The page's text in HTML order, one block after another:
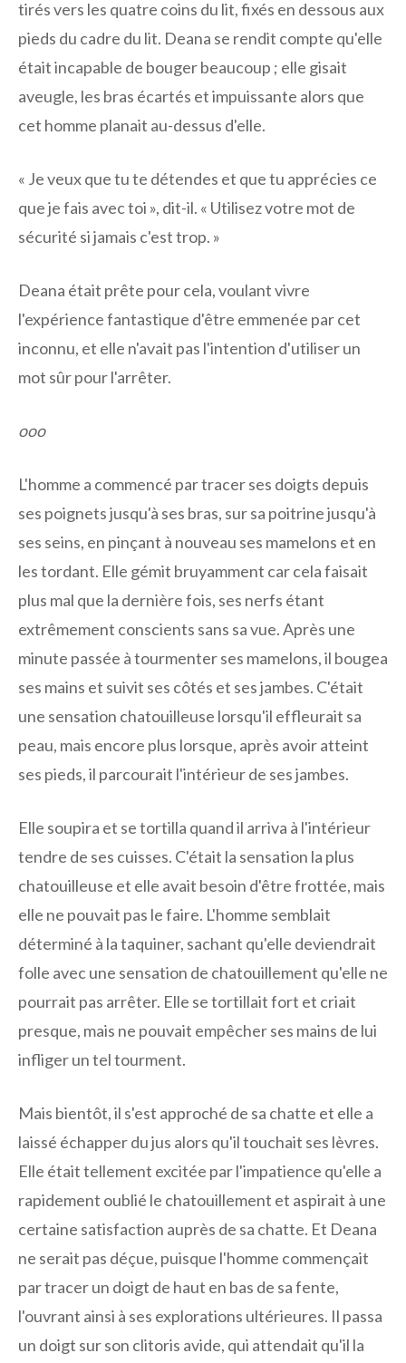
tirés vers les quatre coins du lit, fixés en dessous aux
pieds du cadre du lit. Deana se rendit compte qu'elle
était incapable de bouger beaucoup ; elle gisait
aveugle, les bras écartés et impuissante alors que
cet homme planait au-dessus d'elle.
« Je veux que tu te détendes et que tu apprécies ce
que je fais avec toi », dit-il. « Utilisez votre mot de
sécurité si jamais c'est trop. »
Deana était prête pour cela, voulant vivre
l'expérience fantastique d'être emmenée par cet
inconnu, et elle n'avait pas l'intention d'utiliser un
mot sûr pour l'arrêter.
ooo
L'homme a commencé par tracer ses doigts depuis
ses poignets jusqu'à ses bras, sur sa poitrine jusqu'à
ses seins, en pinçant à nouveau ses mamelons et en
les tordant. Elle gémit bruyamment car cela faisait
plus mal que la dernière fois, ses nerfs étant
extrêmement conscients sans sa vue. Après une
minute passée à tourmenter ses mamelons, il bougea
ses mains et suivit ses côtés et ses jambes. C'était
une sensation chatouilleuse lorsqu'il effleurait sa
peau, mais encore plus lorsque, après avoir atteint
ses pieds, il parcourait l'intérieur de ses jambes.
Elle soupira et se tortilla quand il arriva à l'intérieur
tendre de ses cuisses. C'était la sensation la plus
chatouilleuse et elle avait besoin d'être frottée, mais
elle ne pouvait pas le faire. L'homme semblait
déterminé à la taquiner, sachant qu'elle deviendrait
folle avec une sensation de chatouillement qu'elle ne
pourrait pas arrêter. Elle se tortillait fort et criait
presque, mais ne pouvait empêcher ses mains de lui
infliger un tel tourment.
Mais bientôt, il s'est approché de sa chatte et elle a
laissé échapper du jus alors qu'il touchait ses lèvres.
Elle était tellement excitée par l'impatience qu'elle a
rapidement oublié le chatouillement et aspirait à une
certaine satisfaction auprès de sa chatte. Et Deana
ne serait pas déçue, puisque l'homme commençait
par tracer un doigt de haut en bas de sa fente,
l'ouvrant ainsi à ses explorations ultérieures. Il passa
un doigt sur son clitoris avide, qui attendait qu'il la